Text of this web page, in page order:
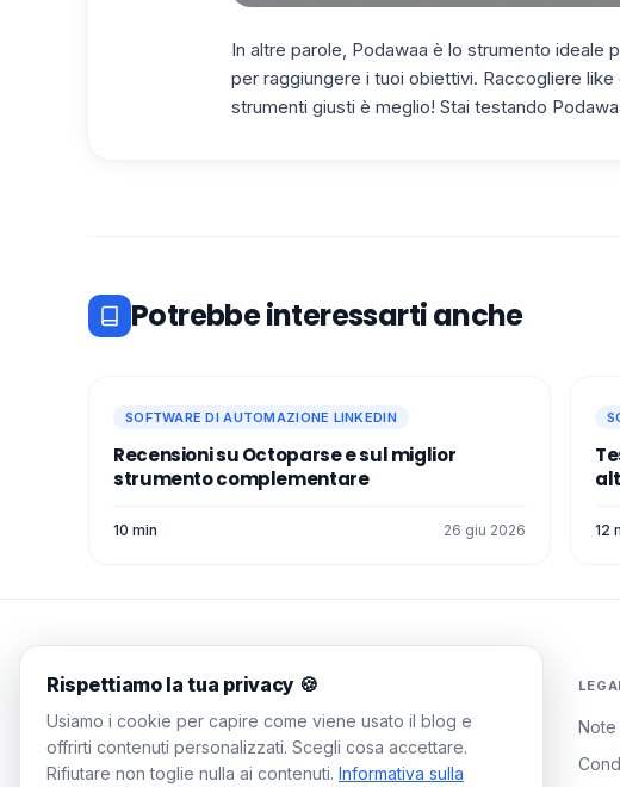
In altre parole, Podawaa è lo strumento ideale
per raggiungere i tuoi obiettivi. Raccogliere
strumenti giusti è meglio! Stai testando
Potrebbe interessarti anche
SOFTWARE DI AUTOMAZIONE LINKEDIN
Recensioni su Octoparse e sul miglior
strumento complementare
10 min 26 giu 2026 12
WAALAXY Blog
Guide pratiche, strategie testate,
zero gergo aziendale. Riempi la
Rispettiamo la tua privacy 🍪
Usiamo i cookie per capire come viene usato il blog e
offrirti contenuti personalizzati. Scegli cosa accettare.
Rifiutare non toglie nulla ai contenuti. Informativa sulla